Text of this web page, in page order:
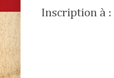
Inscription à :